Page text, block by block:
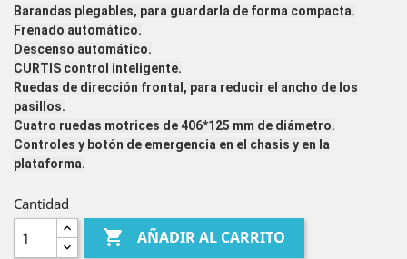
Barandas plegables, para guardarla de forma compacta.
Frenado automático.
Descenso automático.
CURTIS control inteligente.
Ruedas de dirección frontal, para reducir el ancho de los
pasillos.
Cuatro ruedas motrices de 406*125 mm de diámetro.
Controles y botón de emergencia en el chasis y en la
plataforma.
Cantidad
 AÑADIR AL CARRITO